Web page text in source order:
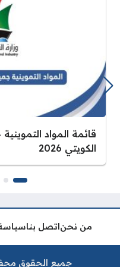
قائمة المواد
الكويتي 2026
من نحناتصل بنا
جميع الحقوق